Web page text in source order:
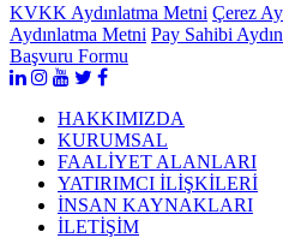
KVKK Aydınlatma Metni Çerez
Aydınlatma Metni Pay Sahibi
Başvuru Formu
HAKKIMIZDA
KURUMSAL
FAALİYET ALANLARI
YATIRIMCI İLİŞKİLERİ
İNSAN KAYNAKLARI
İLETİŞİM